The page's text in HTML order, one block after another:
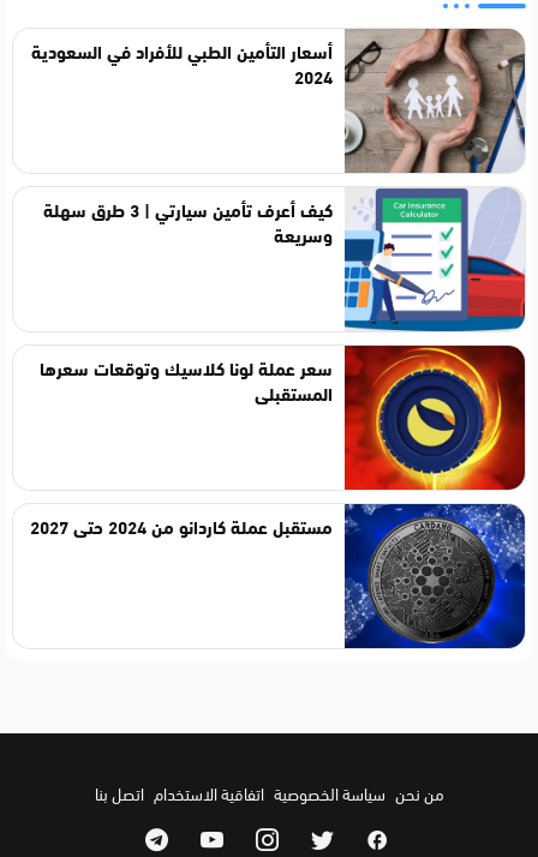
أسعار التأمين الطبي للأفراد في السعودية
2024
كيف أعرف تأمين سيارتي | 3 طرق سهلة
وسريعة
سعر عملة لونا كلاسيك وتوقعات سعرها
المستقبلي
مستقبل عملة كاردانو من 2024 حتى 2027
من نحن سياسة الخصوصية اتفاقية الاستخدام اتصل بنا